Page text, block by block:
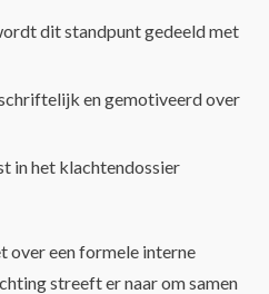
dit standpunt gedeeld met
en gemotiveerd over
in het klachtendossier
over een formele interne
streeft er naar om samen